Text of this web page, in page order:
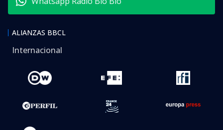
ALIANZAS BBCL
Internacional